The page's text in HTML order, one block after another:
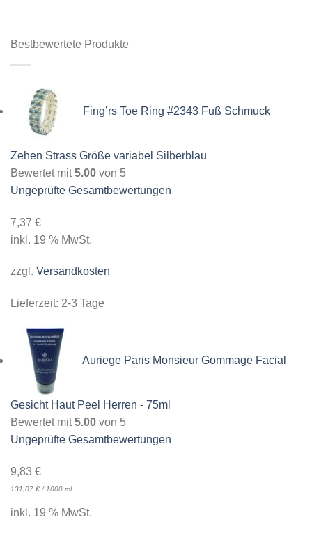
Bestbewertete Produkte
Fing’rs Toe Ring #2343 Fuß Schmuck
Zehen Strass Größe variabel Silberblau
Bewertet mit5.00 von 5
Ungeprüfte Gesamtbewertungen
7,37 €
inkl. 19 % MwSt.
zzgl. Versandkosten
Lieferzeit: 2-3 Tage
Auriege Paris Monsieur Gommage Facial
Gesicht Haut Peel Herren - 75ml
Bewertet mit5.00 von 5
Ungeprüfte Gesamtbewertungen
9,83 €
131,07 € / 1000 ml
inkl. 19 % MwSt.